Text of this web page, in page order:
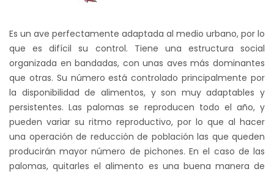
Es un ave perfectamente adaptada al medio urbano, por lo
que es difícil su control. Tiene una estructura social
organizada en bandadas, con unas aves más dominantes
que otras. Su número está controlado principalmente por
la disponibilidad de alimentos, y son muy adaptables y
persistentes. Las palomas se reproducen todo el año, y
pueden variar su ritmo reproductivo, por lo que al hacer
una operación de reducción de población las que queden
producirán mayor número de pichones. En el caso de las
palomas, quitarles el alimento es una buena manera de